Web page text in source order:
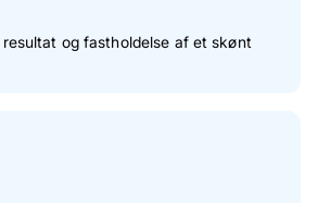
og fastholdelse af et skønt